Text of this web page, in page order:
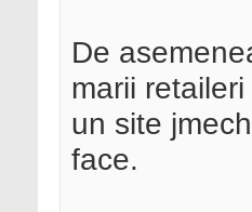
De
marii
un site
face.